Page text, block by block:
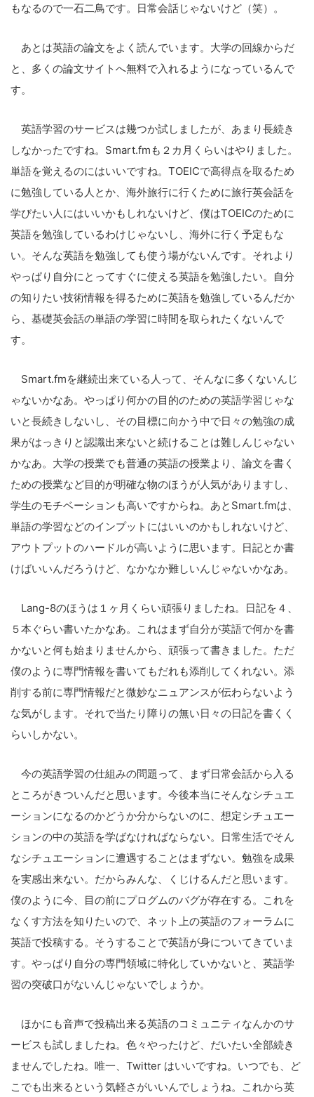
もなるので一石二鳥です。日常会話じゃないけど（笑）。
あとは英語の論文をよく読んでいます。大学の回線からだ
と、多くの論文サイトへ無料で入れるようになっているんで
す。
英語学習のサービスは幾つか試しましたが、あまり長続き
しなかったですね。Smart.fmも２カ月くらいはやりました。
単語を覚えるのにはいいですね。TOEICで高得点を取るため
に勉強している人とか、海外旅行に行くために旅行英会話を
学びたい人にはいいかもしれないけど、僕はTOEICのために
英語を勉強しているわけじゃないし、海外に行く予定もな
い。そんな英語を勉強しても使う場がないんです。それより
やっぱり自分にとってすぐに使える英語を勉強したい。自分
の知りたい技術情報を得るために英語を勉強しているんだか
ら、基礎英会話の単語の学習に時間を取られたくないんで
す。
Smart.fmを継続出来ている人って、そんなに多くないんじ
ゃないかなあ。やっぱり何かの目的のための英語学習じゃな
いと長続きしないし、その目標に向かう中で日々の勉強の成
果がはっきりと認識出来ないと続けることは難しんじゃない
かなあ。大学の授業でも普通の英語の授業より、論文を書く
ための授業など目的が明確な物のほうが人気がありますし、
学生のモチベーションも高いですからね。あとSmart.fmは、
単語の学習などのインプットにはいいのかもしれないけど、
アウトプットのハードルが高いように思います。日記とか書
けばいいんだろうけど、なかなか難しいんじゃないかなあ。
Lang-8のほうは１ヶ月くらい頑張りましたね。日記を４、
５本ぐらい書いたかなあ。これはまず自分が英語で何かを書
かないと何も始まりませんから、頑張って書きました。ただ
僕のように専門情報を書いてもだれも添削してくれない。添
削する前に専門情報だと微妙なニュアンスが伝わらないよう
な気がします。それで当たり障りの無い日々の日記を書くく
らいしかない。
今の英語学習の仕組みの問題って、まず日常会話から入る
ところがきついんだと思います。今後本当にそんなシチュエ
ーションになるのかどうか分からないのに、想定シチュエー
ションの中の英語を学ばなければならない。日常生活でそん
なシチュエーションに遭遇することはまずない。勉強を成果
を実感出来ない。だからみんな、くじけるんだと思います。
僕のように今、目の前にプログムのバグが存在する。これを
なくす方法を知りたいので、ネット上の英語のフォーラムに
英語で投稿する。そうすることで英語が身についてきていま
す。やっぱり自分の専門領域に特化していかないと、英語学
習の突破口がないんじゃないでしょうか。
ほかにも音声で投稿出来る英語のコミュニティなんかのサ
ービスも試しましたね。色々やったけど、だいたい全部続き
ませんでしたね。唯一、Twitter はいいですね。いつでも、ど
こでも出来るという気軽さがいいんでしょうね。これから英
こ
の